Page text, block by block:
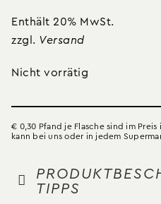
Enthält 20% MwSt.
zzgl. Versand
Nicht vorrätig
€ 0,30 Pfand je Flasche sind im
kann bei uns oder in jedem
TIPPS